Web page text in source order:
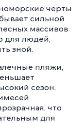
черты
сильной
массивов
для людей,
зной.
пляжи,
сезон.
что
для